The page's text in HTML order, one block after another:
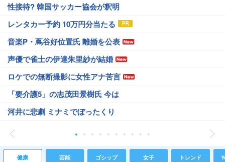
性接待? 韓国サッカー協会が釈明
レンタカー予約 10万円分当たる
音楽P・蔦谷好位置氏 離婚を公表
声優で雀士の伊達朱里紗が結婚
ロケでの無断撮影に女性アナ苦言
「要介護5」の志茂田景樹氏 今は
河井に悲劇 ミナミでぼったくり
健康 芸能 ゴシップ 女子 トレンド